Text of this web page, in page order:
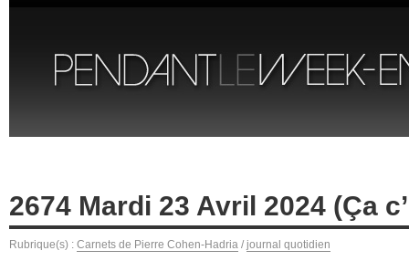
2674 Mardi 23 Avril 2024 (Ça
Rubrique(s) : Carnets de Pierre Cohen-Hadria / journal quotidien